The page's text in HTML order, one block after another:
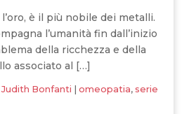
è il più nobile dei metalli.
l’umanità fin dall’inizio
della ricchezza e della
associato al […]
Judith Bonfanti |omeopatia,serie